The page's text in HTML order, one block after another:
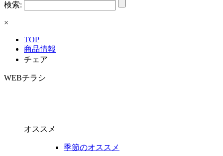
検索:
×
TOP
商品情報
チェア
WEBチラシ
オススメ
季節のオススメ